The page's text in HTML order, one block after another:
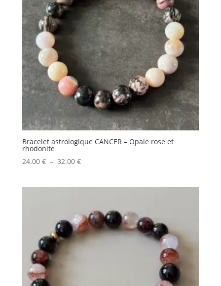
Bracelet astrologique CANCER – Opale rose et
rhodonite
24.00 € – 32.00 €Plage
32.00 €